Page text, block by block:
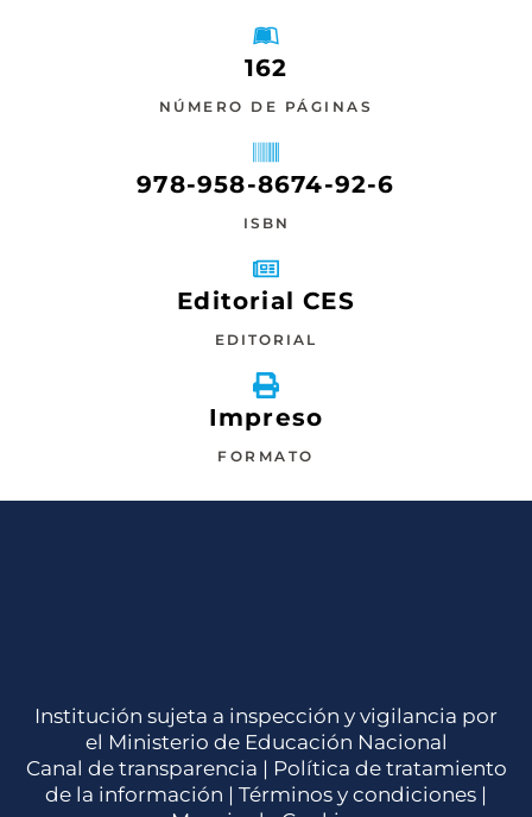
162
NÚMERO DE PÁGINAS
978-958-8674-92-6
ISBN
Editorial CES
EDITORIAL
Impreso
FORMATO
Institución sujeta a inspección y vigilancia por
el Ministerio de Educación Nacional
Canal de transparencia | Política de tratamiento
de la información | Términos y condiciones |